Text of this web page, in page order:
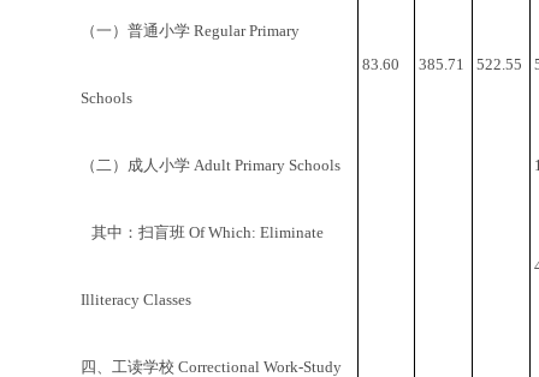
（一）普通小学 Regular Primary
Schools
83.60 385.71 522.55
（二）成人小学 Adult Primary Schools
其中：扫盲班 Of Which: Eliminate
Illiteracy Classes
四、工读学校 Correctional Work-Study